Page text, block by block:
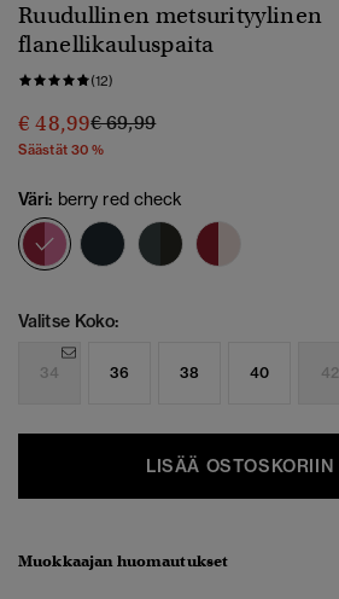
Ruudullinen metsurityylinen
flanellikauluspaita
(12)
€ 48,99Hinta alennettu hinnasta
€ 69,99hintaan
Säästät 30 %
Väri: berry red check
valittu
Valitse Koko:
34 36 38 40 42
LISÄÄ OSTOSKORIIN
Muokkaajan huomautukset